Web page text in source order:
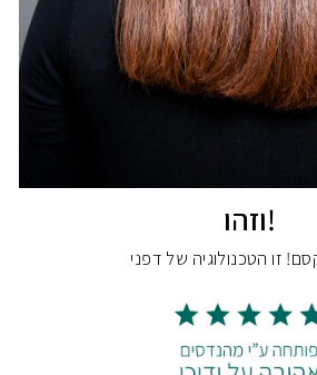
!וזהו
זו הטכנולוגיה של דפני